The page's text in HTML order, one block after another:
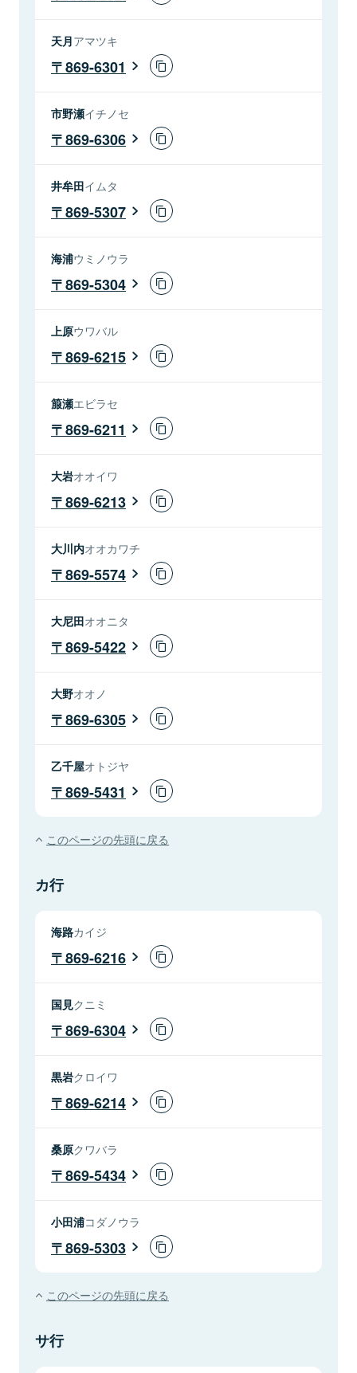
天月アマツキ
869-6301
市野瀬イチノセ
869-6306
井牟田イムタ
869-5307
海浦ウミノウラ
869-5304
上原ウワバル
869-6215
箙瀬エビラセ
869-6211
大岩オオイワ
869-6213
大川内オオカワチ
869-5574
大尼田オオニタ
869-5422
大野オオノ
869-6305
乙千屋オトジヤ
869-5431
このページの先頭に戻る
カ行
海路カイジ
869-6216
国見クニミ
869-6304
黒岩クロイワ
869-6214
桑原クワバラ
869-5434
小田浦コダノウラ
869-5303
このページの先頭に戻る
サ行